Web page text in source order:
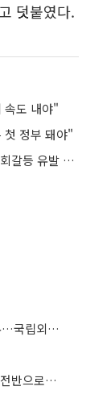
덧붙였다.
속도 내야"
첫 정부 돼야"
발 자제 돼야"
이 대통령, 규제합리화위 부위원장에 김태유…국립외교원장 김흥규
이 대통령 “아르헨, 최적의 파트너⋯공급망 전반으로 확대”